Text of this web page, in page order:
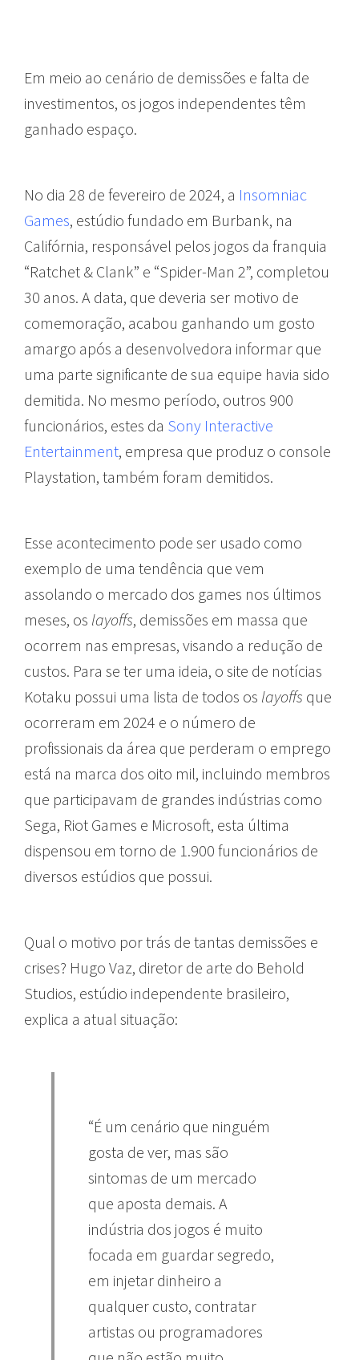
Em meio ao cenário de demissões e falta de
investimentos, os jogos independentes têm
ganhado espaço.
No dia 28 de fevereiro de 2024, a Insomniac
Games, estúdio fundado em Burbank, na
Califórnia, responsável pelos jogos da franquia
“Ratchet & Clank” e “Spider-Man 2”, completou
30 anos. A data, que deveria ser motivo de
comemoração, acabou ganhando um gosto
amargo após a desenvolvedora informar que
uma parte significante de sua equipe havia sido
demitida. No mesmo período, outros 900
funcionários, estes da Sony Interactive
Entertainment, empresa que produz o console
Playstation, também foram demitidos.
Esse acontecimento pode ser usado como
exemplo de uma tendência que vem
assolando o mercado dos games nos últimos
meses, os layoffs, demissões em massa que
ocorrem nas empresas, visando a redução de
custos. Para se ter uma ideia, o site de notícias
Kotaku possui uma lista de todos os layoffs que
ocorreram em 2024 e o número de
profissionais da área que perderam o emprego
está na marca dos oito mil, incluindo membros
que participavam de grandes indústrias como
Sega, Riot Games e Microsoft, esta última
dispensou em torno de 1.900 funcionários de
diversos estúdios que possui.
Qual o motivo por trás de tantas demissões e
crises? Hugo Vaz, diretor de arte do Behold
Studios, estúdio independente brasileiro,
explica a atual situação:
“É um cenário que ninguém
gosta de ver, mas são
sintomas de um mercado
que aposta demais. A
indústria dos jogos é muito
focada em guardar segredo,
em injetar dinheiro a
qualquer custo, contratar
artistas ou programadores